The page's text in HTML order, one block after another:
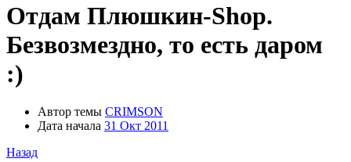
Отдам Плюшкин-Shop.
Безвозмездно, то есть даром
:)
Автор темы CRIMSON
Дата начала 31 Окт 2011
Назад